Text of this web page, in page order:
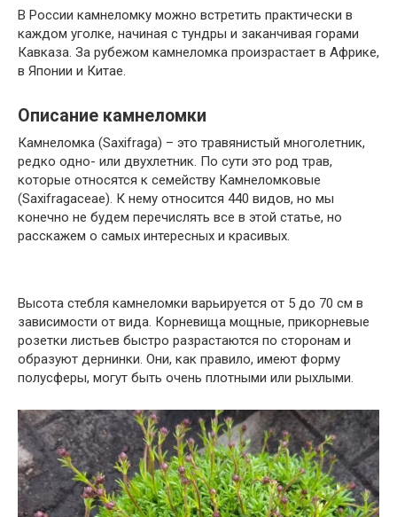
В России камнеломку можно встретить практически в
каждом уголке, начиная с тундры и заканчивая горами
Кавказа. За рубежом камнеломка произрастает в Африке,
в Японии и Китае.
Описание камнеломки
Камнеломка (Saxifraga) – это травянистый многолетник,
редко одно- или двухлетник. По сути это род трав,
которые относятся к семейству Камнеломковые
(Saxifragaceae). К нему относится 440 видов, но мы
конечно не будем перечислять все в этой статье, но
расскажем о самых интересных и красивых.
Высота стебля камнеломки варьируется от 5 до 70 см в
зависимости от вида. Корневища мощные, прикорневые
розетки листьев быстро разрастаются по сторонам и
образуют дернинки. Они, как правило, имеют форму
полусферы, могут быть очень плотными или рыхлыми.